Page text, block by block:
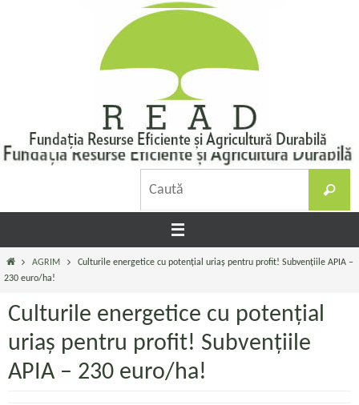
Caută
Prima
pagină
AGRIM
Culturile energetice cu potențial uriaș pentru profit! Subvențiile APIA –
230 euro/ha!
Culturile energetice cu potențial
uriaș pentru profit! Subvențiile
APIA – 230 euro/ha!